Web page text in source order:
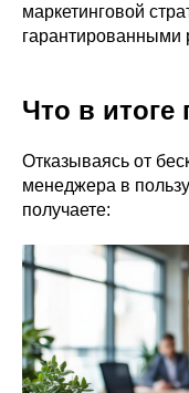
маркетинговой
гарантированными
Что в итоге
Отказываясь от
менеджера в
получаете: